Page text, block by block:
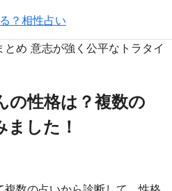
の性格は？複数の
した！